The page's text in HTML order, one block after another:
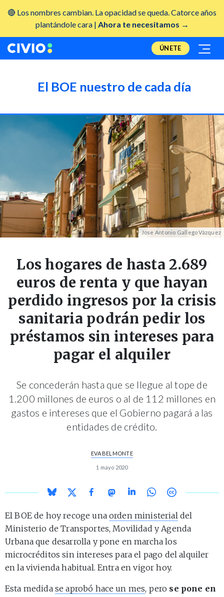
🔴 Los nombres cambian. La opacidad se queda. Catorce años
plantándole cara | Ahora te necesitamos →
ÚNETE
El BOE nuestro de cada día
Jose Antonio Gallego Vázquez
Los hogares de hasta 2.689
euros de renta y que hayan
perdido ingresos por la crisis
sanitaria podrán pedir los
préstamos sin intereses para
pagar el alquiler
Se concederán hasta que se llegue al tope de
1.200 millones de euros o al de 112 millones en
gastos e intereses que el Gobierno pagará a las
entidades de crédito.
EVA BELMONTE
1 mayo 2020
El BOE de hoy recoge unaorden ministerial del
Ministerio de Transportes, Movilidad y Agenda
Urbana que desarrolla y pone en marcha los
microcréditos sin intereses para el pago del alquiler
en la vivienda habitual. Entra en vigor hoy.
Esta medida se aprobó hace un mes, pero se pone en